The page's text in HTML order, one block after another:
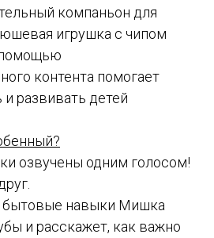
компаньон для
игрушка с чипом
помощью
контента помогает
развивать детей
озвучены одним голосом!
бытовые навыки Мишка
и расскажет, как важно